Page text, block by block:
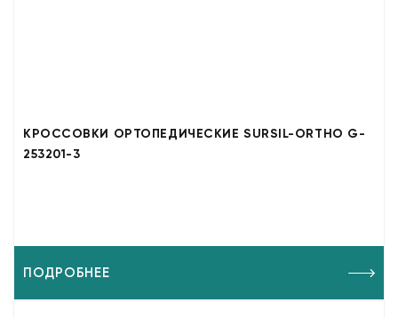
КРОССОВКИ ОРТОПЕДИЧЕСКИЕ SURSIL-ORTHO G-
253201-3
ПОДРОБНЕЕ